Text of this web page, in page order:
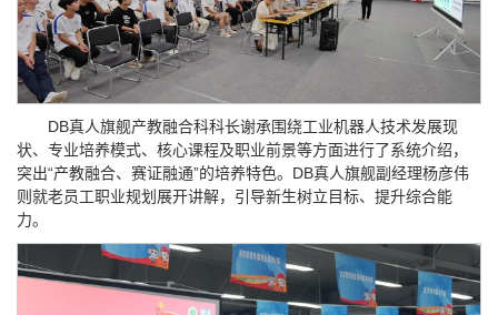
DB真人旗舰产教融合科科长谢承围绕工业机器人技术发展现
状、专业培养模式、核心课程及职业前景等方面进行了系统介绍，
突出“产教融合、赛证融通”的培养特色。DB真人旗舰副经理杨彦伟
则就老员工职业规划展开讲解，引导新生树立目标、提升综合能
力。